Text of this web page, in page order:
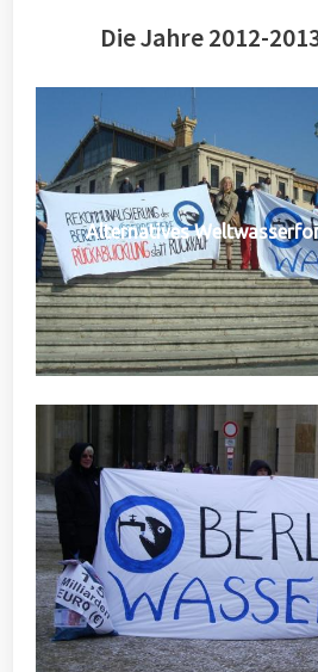
Die Jahre 2012-
Alternatives